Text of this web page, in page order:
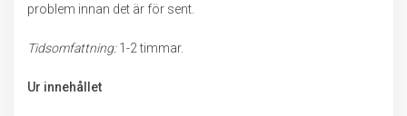
problem innan det är för sent.
Tidsomfattning:1-2 timmar.
Ur innehållet